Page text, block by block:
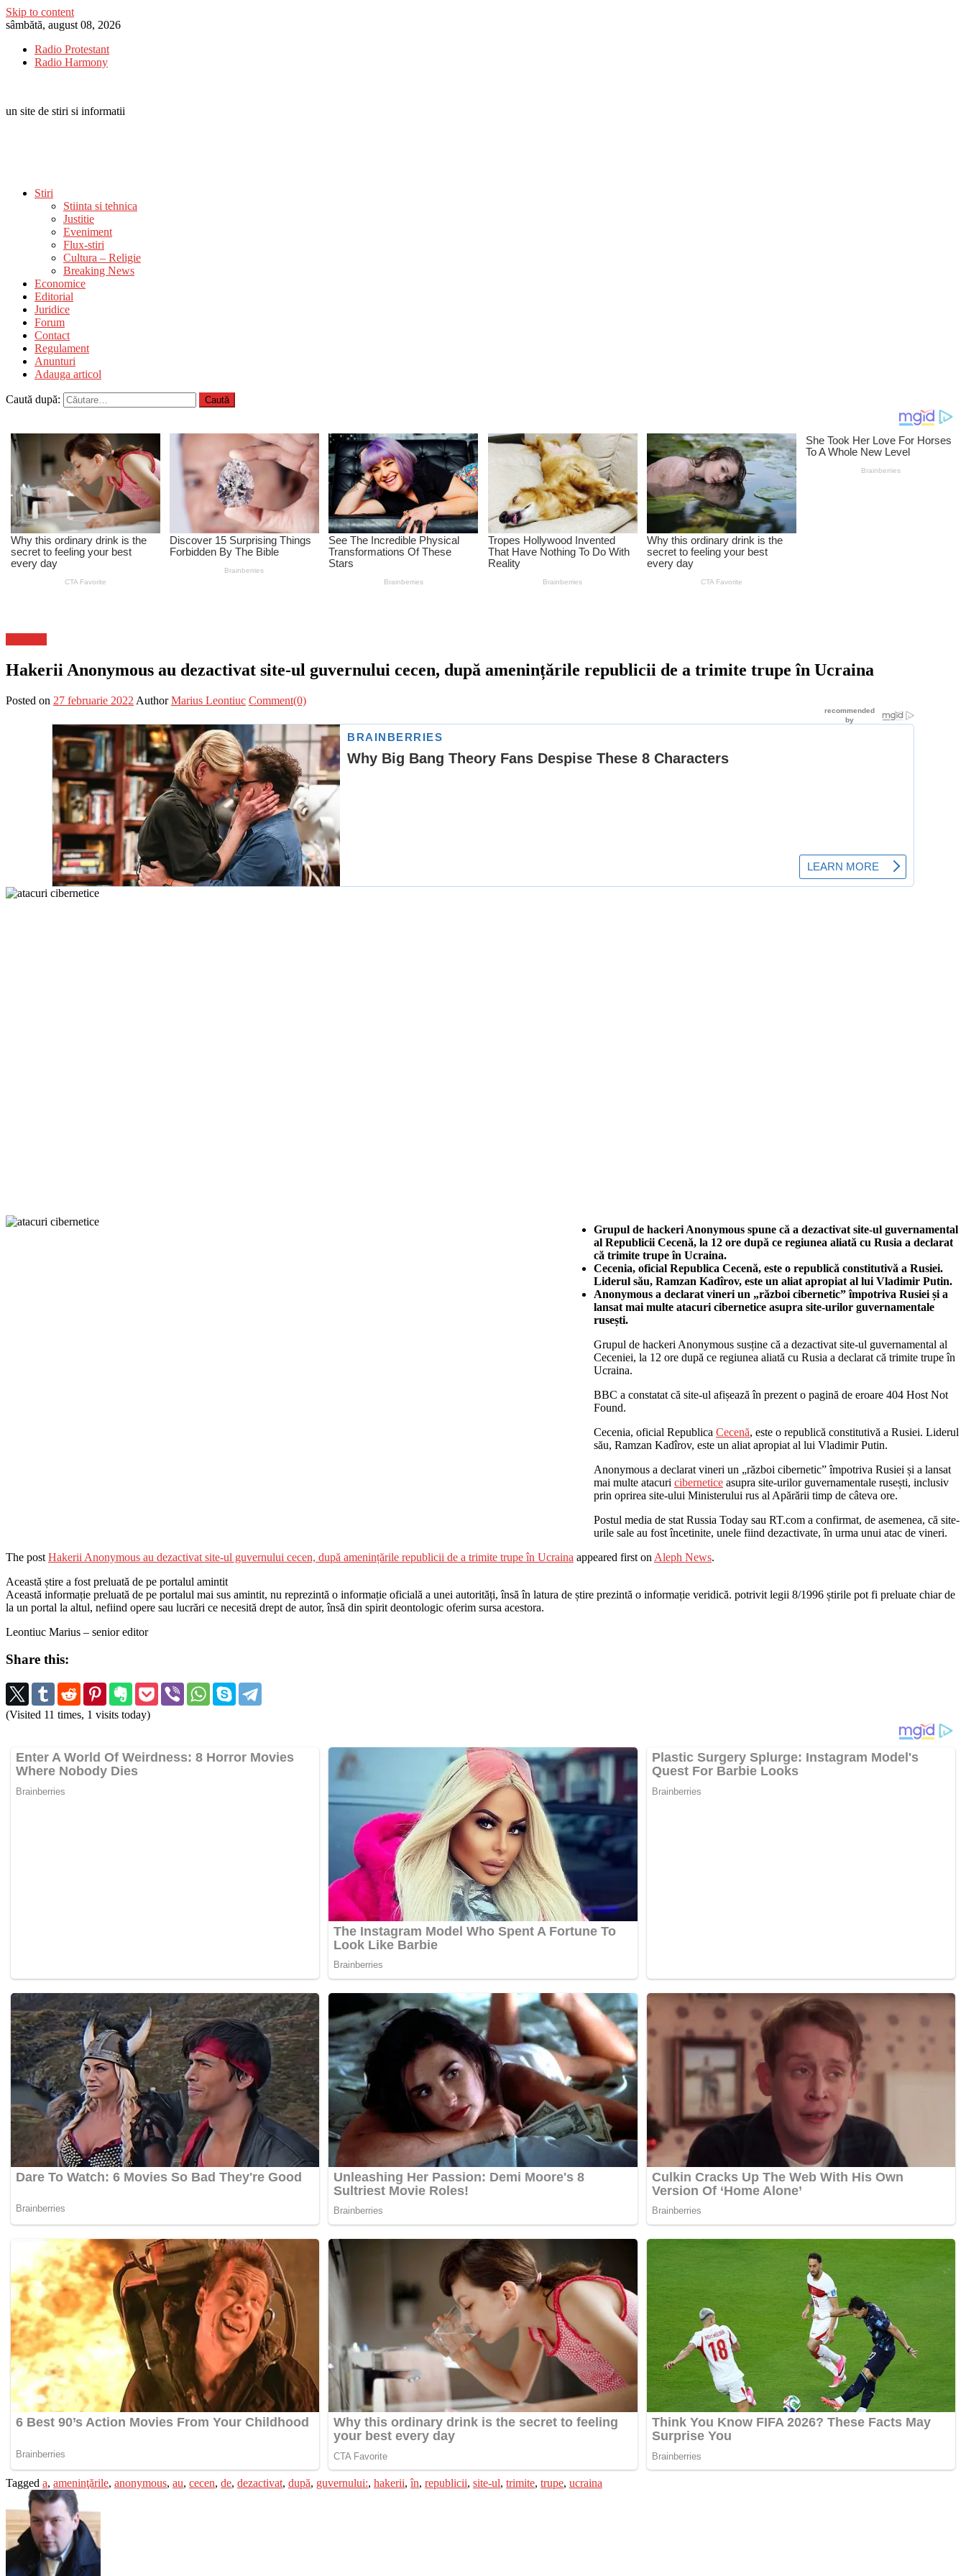
Skip to content
sâmbătă, august 08, 2026
Radio Protestant
Radio Harmony
un site de stiri si informatii
Stiri
Stiinta si tehnica
Justitie
Eveniment
Flux-stiri
Cultura – Religie
Breaking News
Economice
Editorial
Juridice
Forum
Contact
Regulament
Anunturi
Adauga articol
Caută după:
Hakerii Anonymous au dezactivat site-ul guvernului cecen, după amenințările republicii de a trimite trupe în Ucraina
Posted on 27 februarie 2022 Author Marius Leontiuc Comment(0)
Grupul de hackeri Anonymous spune că a dezactivat site-ul guvernamental
al Republicii Cecenă, la 12 ore după ce regiunea aliată cu Rusia a declarat
că trimite trupe în Ucraina.
Cecenia, oficial Republica Cecenă, este o republică constitutivă a Rusiei.
Liderul său, Ramzan Kadîrov, este un aliat apropiat al lui Vladimir Putin.
Anonymous a declarat vineri un „război cibernetic” împotriva Rusiei și a
lansat mai multe atacuri cibernetice asupra site-urilor guvernamentale
rusești.
Grupul de hackeri Anonymous susține că a dezactivat site-ul guvernamental al
Ceceniei, la 12 ore după ce regiunea aliată cu Rusia a declarat că trimite trupe în
Ucraina.
BBC a constatat că site-ul afișează în prezent o pagină de eroare 404 Host Not
Found.
Cecenia, oficial Republica Cecenă, este o republică constitutivă a Rusiei. Liderul
său, Ramzan Kadîrov, este un aliat apropiat al lui Vladimir Putin.
Anonymous a declarat vineri un „război cibernetic” împotriva Rusiei și a lansat
mai multe atacuri cibernetice asupra site-urilor guvernamentale rusești, inclusiv
prin oprirea site-ului Ministerului rus al Apărării timp de câteva ore.
Postul media de stat Russia Today sau RT.com a confirmat, de asemenea, că site-
urile sale au fost încetinite, unele fiind dezactivate, în urma unui atac de vineri.
The post Hakerii Anonymous au dezactivat site-ul guvernului cecen, după amenințările republicii de a trimite trupe în Ucraina appeared first on Aleph News.
Această știre a fost preluată de pe portalul amintit
Această informație preluată de pe portalul mai sus amintit, nu reprezintă o informație oficială a unei autorități, însă în latura de știre prezintă o informație veridică. potrivit legii 8/1996 știrile pot fi preluate chiar de
la un portal la altul, nefiind opere sau lucrări ce necesită drept de autor, însă din spirit deontologic oferim sursa acestora.
Leontiuc Marius – senior editor
Share this:
(Visited 11 times, 1 visits today)
Tagged a, ameninţările, anonymous, au, cecen, de, dezactivat, după, guvernului:, hakerii,în, republicii, site-ul, trimite, trupe, ucraina